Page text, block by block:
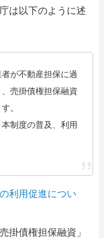
は以下のように述
が不動産担保に過
売掛債権担保融資
。
制度の普及、利用
利用促進につい
掛債権担保融資」